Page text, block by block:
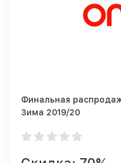
Финальная
Зима 2019/20